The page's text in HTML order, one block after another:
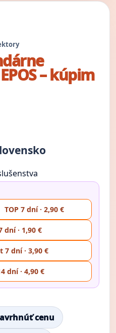
– kúpim
TOP 7 dní · 2,90 €
dní · 1,90 €
7 dní · 3,90 €
dní · 4,90 €
cenu